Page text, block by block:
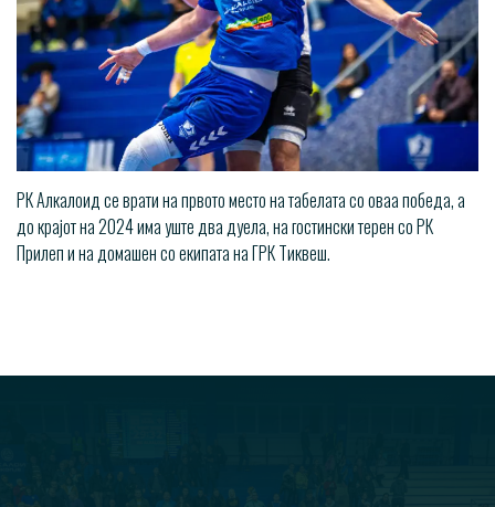
РК Алкалоид се врати на првото место на табелата со оваа победа, а
до крајот на 2024 има уште два дуела, на гостински терен со РК
Прилеп и на домашен со екипата на ГРК Тиквеш.